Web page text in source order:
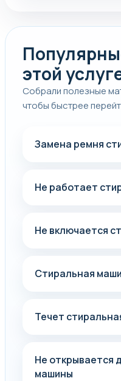
этой
Собрали полезные
чтобы быстрее
Замена ремня
Не работает
Не включается
Стиральная
Течет
Не открывается
машины